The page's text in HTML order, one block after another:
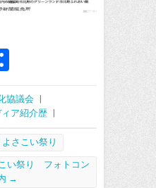
協議会 |
ィア紹介歴 |
さこい祭り
い祭り フォトコン
→